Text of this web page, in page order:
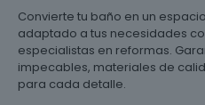
Convierte tu baño en un
adaptado a tus necesidades
especialistas en reformas.
impecables, materiales de
para cada detalle.